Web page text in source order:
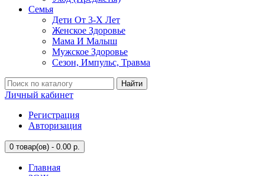
Семья
Дети От 3-Х Лет
Женское Здоровье
Мама И Малыш
Мужское Здоровье
Сезон, Импульс, Травма
Найти
Личный кабинет
Регистрация
Авторизация
0 товар(ов) - 0.00 р.
Главная